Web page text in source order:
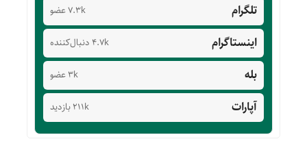
تلگرام 7.3k عضو
اینستاگرام 4.7k دنبال‌کننده
بله 3k عضو
آپارات 211k بازدید